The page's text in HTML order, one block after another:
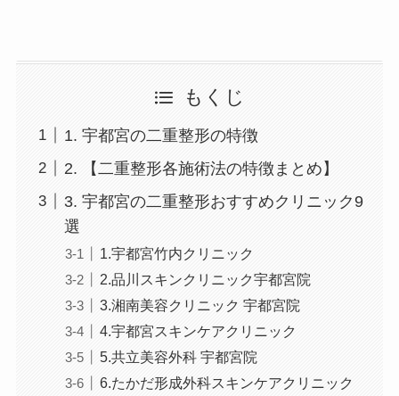
もくじ
1. 宇都宮の二重整形の特徴
2. 【二重整形各施術法の特徴まとめ】
3. 宇都宮の二重整形おすすめクリニック9
選
1.宇都宮竹内クリニック
2.品川スキンクリニック宇都宮院
3.湘南美容クリニック 宇都宮院
4.宇都宮スキンケアクリニック
5.共立美容外科 宇都宮院
6.たかだ形成外科スキンケアクリニック